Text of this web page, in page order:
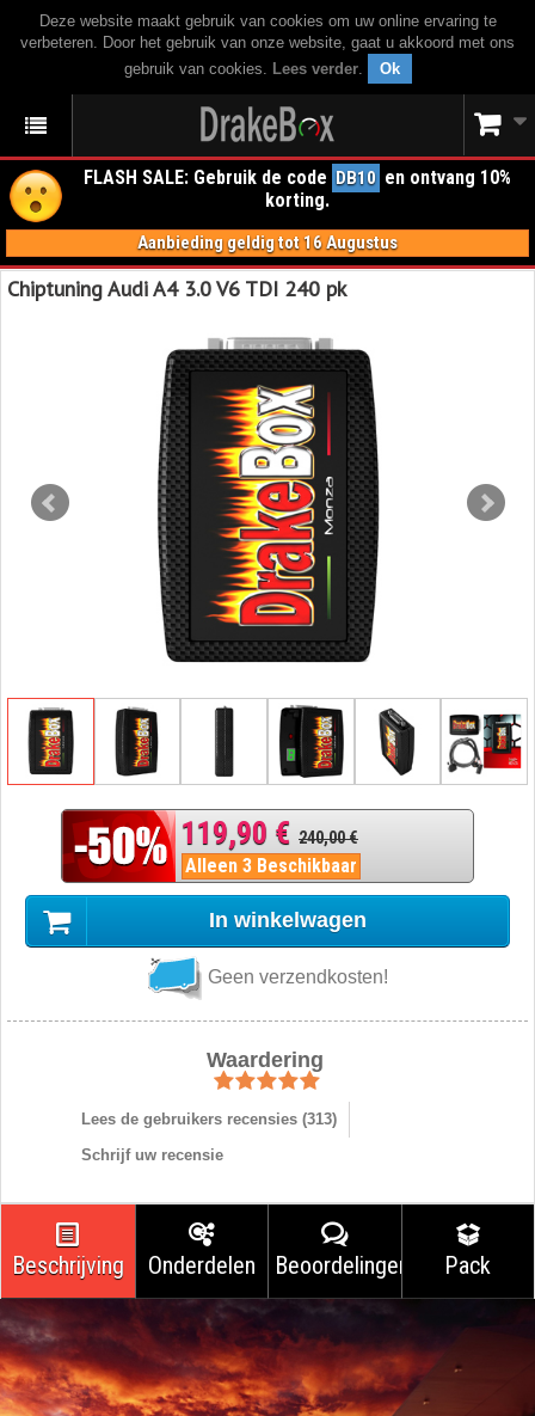
Deze website maakt gebruik van cookies om uw online ervaring te
verbeteren. Door het gebruik van onze website, gaat u akkoord met ons
gebruik van cookies. Lees verder. Ok
FLASH SALE: Gebruik de code DB10 en ontvang 10%
korting.
Aanbieding geldig tot 16 Augustus
Chiptuning Audi A4 3.0 V6 TDI 240 pk
119,90 € 240,00 €
Alleen 3 Beschikbaar
In winkelwagen
Geen verzendkosten!
Waardering
Lees de gebruikers recensies (313)
Schrijf uw recensie
Beschrijving Onderdelen Beoordelingen Pack